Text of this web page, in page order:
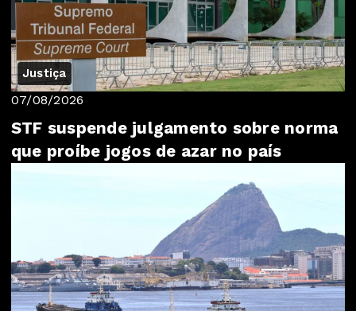
Justiça
07/08/2026
STF suspende julgamento sobre norma
que proíbe jogos de azar no país